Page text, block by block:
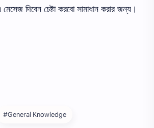
দিবেন চেষ্টা করবো সামাধান করার জন্য।
#General Knowledge